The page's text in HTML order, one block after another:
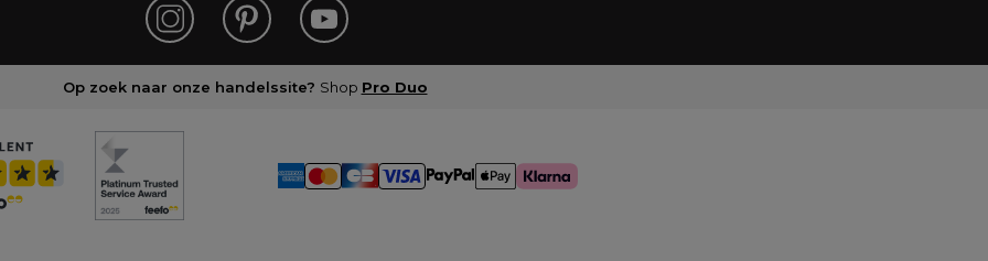
Op zoek naar onze handelssite? Shop Pro Duo